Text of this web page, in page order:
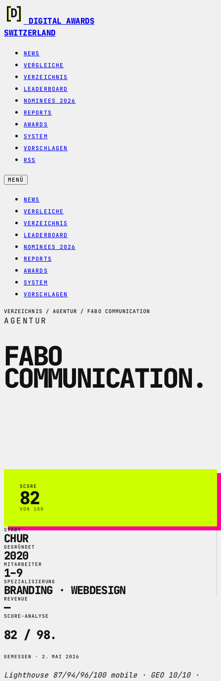
DIGITAL AWARDS
SWITZERLAND
NEWS
VERGLEICHE
VERZEICHNIS
LEADERBOARD
NOMINEES 2026
REPORTS
AWARDS
SYSTEM
VORSCHLAGEN
RSS
MENÜ
NEWS
VERGLEICHE
VERZEICHNIS
LEADERBOARD
NOMINEES 2026
REPORTS
AWARDS
SYSTEM
VORSCHLAGEN
VERZEICHNIS / AGENTUR / FABO COMMUNICATION
AGENTUR
FABO
COMMUNICATION.
SCORE
82
VON 100
STADT
CHUR
GEGRÜNDET
2020
MITARBEITER
1–9
SPEZIALISIERUNG
BRANDING · WEBDESIGN
REVENUE
—
SCORE-ANALYSE
82 / 98.
GEMESSEN · 2. MAI 2026
Lighthouse 87/94/96/100 mobile · GEO 10/10 ·